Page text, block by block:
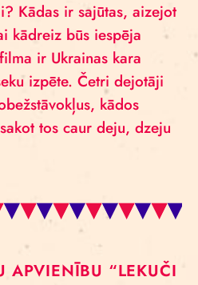
Kādas ir sajūtas, aizejot
kādreiz būs iespēja
ir Ukrainas kara
izpēte. Četri dejotāji
kādos
tos caur deju, dzeju
APVIENĪBU “LEKUČI